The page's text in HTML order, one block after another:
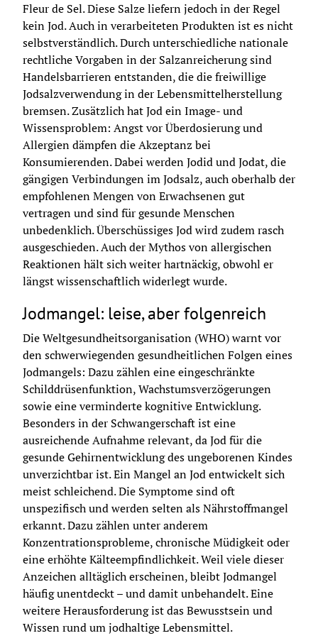
Fleur de Sel. Diese Salze liefern jedoch in der Regel
kein Jod. Auch in verarbeiteten Produkten ist es nicht
selbstverständlich. Durch unterschiedliche nationale
rechtliche Vorgaben in der Salzanreicherung sind
Handelsbarrieren entstanden, die die freiwillige
Jodsalzverwendung in der Lebensmittelherstellung
bremsen. Zusätzlich hat Jod ein Image- und
Wissensproblem: Angst vor Überdosierung und
Allergien dämpfen die Akzeptanz bei
Konsumierenden. Dabei werden Jodid und Jodat, die
gängigen Verbindungen im Jodsalz, auch oberhalb der
empfohlenen Mengen von Erwachsenen gut
vertragen und sind für gesunde Menschen
unbedenklich. Überschüssiges Jod wird zudem rasch
ausgeschieden. Auch der Mythos von allergischen
Reaktionen hält sich weiter hartnäckig, obwohl er
längst wissenschaftlich widerlegt wurde.
Jodmangel: leise, aber folgenreich
Die Weltgesundheitsorganisation (WHO) warnt vor
den schwerwiegenden gesundheitlichen Folgen eines
Jodmangels: Dazu zählen eine eingeschränkte
Schilddrüsenfunktion, Wachstumsverzögerungen
sowie eine verminderte kognitive Entwicklung.
Besonders in der Schwangerschaft ist eine
ausreichende Aufnahme relevant, da Jod für die
gesunde Gehirnentwicklung des ungeborenen Kindes
unverzichtbar ist. Ein Mangel an Jod entwickelt sich
meist schleichend. Die Symptome sind oft
unspezifisch und werden selten als Nährstoffmangel
erkannt. Dazu zählen unter anderem
Konzentrationsprobleme, chronische Müdigkeit oder
eine erhöhte Kälteempfindlichkeit. Weil viele dieser
Anzeichen alltäglich erscheinen, bleibt Jodmangel
häufig unentdeckt – und damit unbehandelt. Eine
weitere Herausforderung ist das Bewusstsein und
Wissen rund um jodhaltige Lebensmittel.